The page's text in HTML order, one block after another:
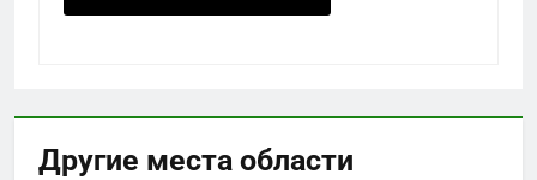
Другие места области